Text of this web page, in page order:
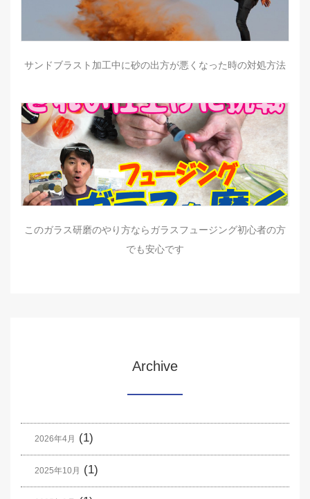
サンドブラスト加工中に砂の出方が悪くなった時の対処方法
このガラス研磨のやり方ならガラスフュージング初心者の方
でも安心です
Archive
2026年4月 (1)
2025年10月 (1)